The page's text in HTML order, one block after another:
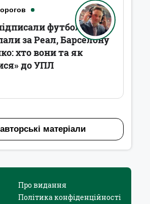
футболістів,
за Реал, Барселону
хто вони та як
до УПЛ
матеріали
Про видання
Політика конфіденційності